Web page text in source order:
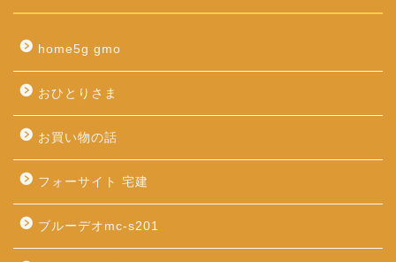
home5g gmo
おひとりさま
お買い物の話
フォーサイト 宅建
ブルーデオmc-s201